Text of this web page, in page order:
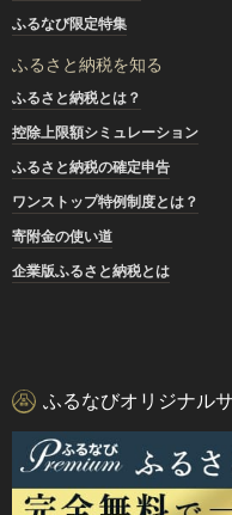
ふるなび限定特集
ふるさと納税を知る
ふるさと納税とは？
控除上限額シミュレーション
ふるさと納税の確定申告
ワンストップ特例制度とは？
寄附金の使い道
企業版ふるさと納税とは
ふるなびオリジナル